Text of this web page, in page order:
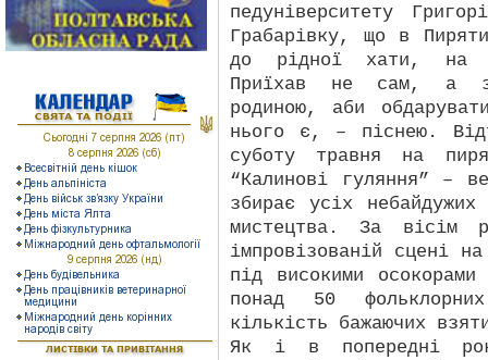
педуніверситету
Грабарівку, що в
до рідної хати, на
Приїхав не сам, а з
родиною, аби
нього є, – піснею.
суботу травня на
“Калинові гуляння” –
збирає усіх
мистецтва. За вісім
імпровізованій сцені
під високими
понад 50
кількість бажаючих
Як і в попередні